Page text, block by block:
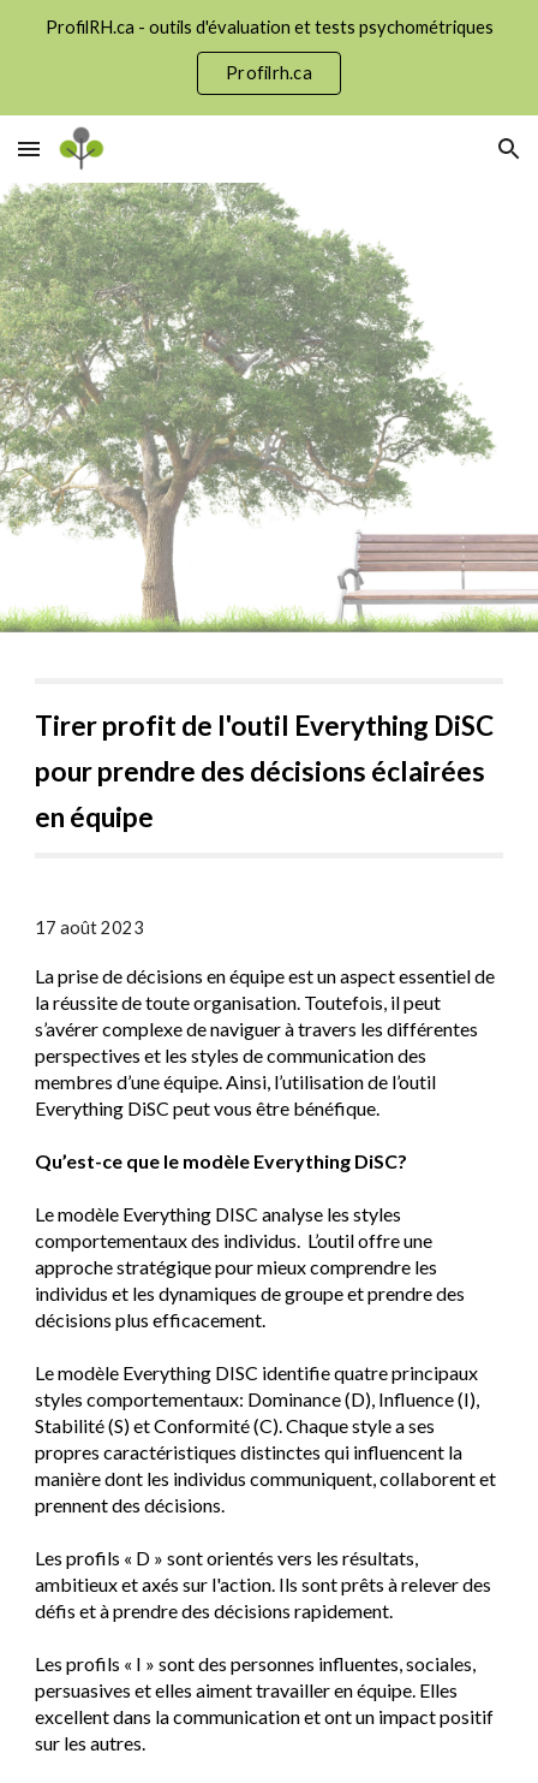
Skip to navigation
ProfilRH.ca - outils d'évaluation et tests psychométriques
Profilrh.ca
Tirer profit de l'outil Everything DiSC
pour prendre des décisions éclairées
en équipe
17 août 2023
La prise de décisions en équipe est un aspect essentiel de
la réussite de toute organisation. Toutefois, il peut
s’avérer complexe de naviguer à travers les différentes
perspectives et les styles de communication des
membres d’une équipe. Ainsi, l’utilisation de l’outil
Everything DiSC peut vous être bénéfique.
Qu’est-ce que le modèle Everything DiSC?
Le modèle Everything DISC analyse les styles
comportementaux des individus. L’outil offre une
approche stratégique pour mieux comprendre les
individus et les dynamiques de groupe et prendre des
décisions plus efficacement.
Le modèle Everything DISC identifie quatre principaux
styles comportementaux: Dominance (D), Influence (I),
Stabilité (S) et Conformité (C). Chaque style a ses
propres caractéristiques distinctes qui influencent la
manière dont les individus communiquent, collaborent et
prennent des décisions.
Les profils « D » sont orientés vers les résultats,
ambitieux et axés sur l'action. Ils sont prêts à relever des
défis et à prendre des décisions rapidement.
Les profils « I » sont des personnes influentes, sociales,
persuasives et elles aiment travailler en équipe. Elles
excellent dans la communication et ont un impact positif
sur les autres.